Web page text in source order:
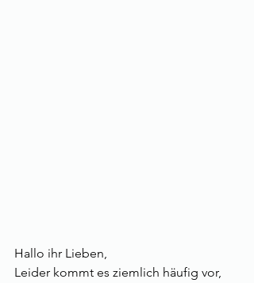
Hallo ihr Lieben,
Leider kommt es ziemlich häufig vor,